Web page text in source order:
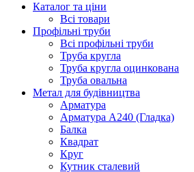
Каталог та ціни
Всі товари
Профільні труби
Всі профільні труби
Труба кругла
Труба кругла оцинкована
Труба овальна
Метал для будівництва
Арматура
Арматура А240 (Гладка)
Балка
Квадрат
Круг
Кутник сталевий